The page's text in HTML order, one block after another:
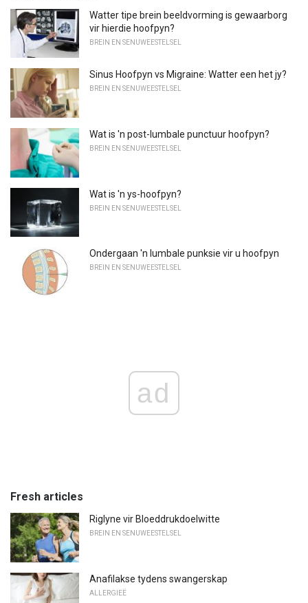
Watter tipe brein beeldvorming is gewaarborg
vir hierdie hoofpyn?
BREIN EN SENUWEESTELSEL
Sinus Hoofpyn vs Migraine: Watter een het jy?
BREIN EN SENUWEESTELSEL
Wat is 'n post-lumbale punctuur hoofpyn?
BREIN EN SENUWEESTELSEL
Wat is 'n ys-hoofpyn?
BREIN EN SENUWEESTELSEL
Ondergaan 'n lumbale punksie vir u hoofpyn
BREIN EN SENUWEESTELSEL
ad
Fresh articles
Riglyne vir Bloeddrukdoelwitte
BREIN EN SENUWEESTELSEL
Anafilakse tydens swangerskap
ALLERGIEË